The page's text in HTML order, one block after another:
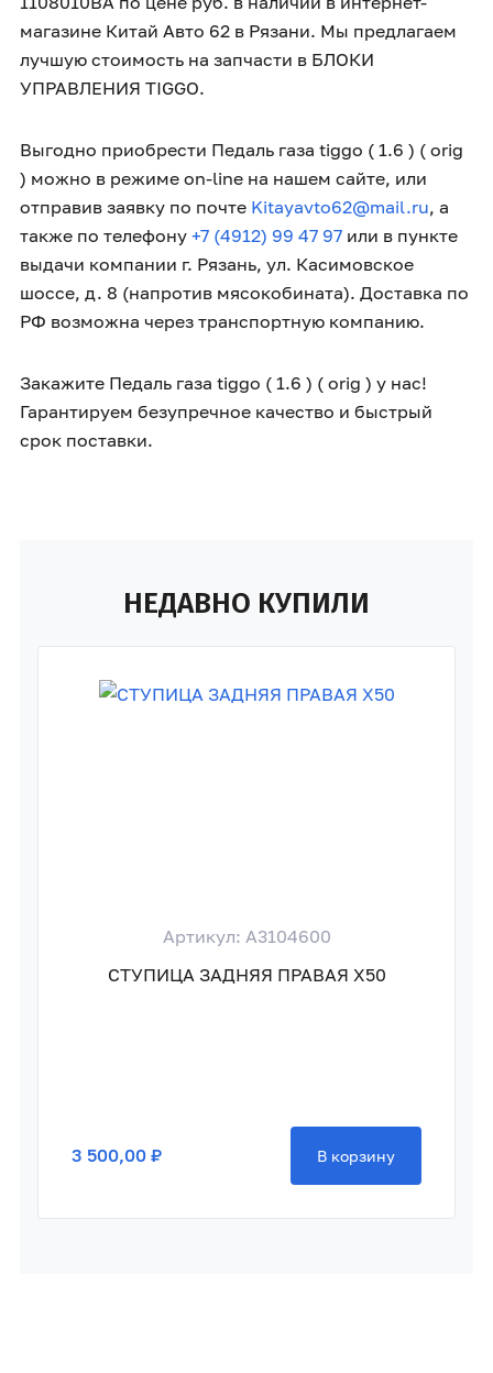
магазине Китай Авто 62 в Рязани. Мы предлагаем
лучшую стоимость на запчасти в БЛОКИ
УПРАВЛЕНИЯ TIGGO.
Выгодно приобрести Педаль газа tiggo ( 1.6 ) ( orig
) можно в режиме on-line на нашем сайте, или
отправив заявку по почте Kitayavto62@mail.ru, а
также по телефону +7 (4912) 99 47 97 или в пункте
выдачи компании г. Рязань, ул. Касимовское
шоссе, д. 8 (напротив мясокобината). Доставка по
РФ возможна через транспортную компанию.
Закажите Педаль газа tiggo ( 1.6 ) ( orig ) у нас!
Гарантируем безупречное качество и быстрый
срок поставки.
НЕДАВНО КУПИЛИ
Артикул: A3104600
СТУПИЦА ЗАДНЯЯ ПРАВАЯ X50
3 500,00 ₽ В корзину